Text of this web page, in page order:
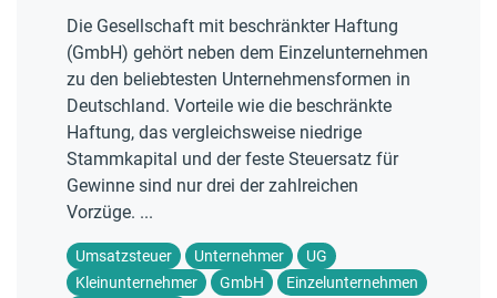
Die Gesellschaft mit beschränkter Haftung
(GmbH) gehört neben dem Einzelunternehmen
zu den beliebtesten Unternehmensformen in
Deutschland. Vorteile wie die beschränkte
Haftung, das vergleichsweise niedrige
Stammkapital und der feste Steuersatz für
Gewinne sind nur drei der zahlreichen
Vorzüge. ...
Umsatzsteuer Unternehmer
UG
Kleinunternehmer
GmbH
Einzelunternehmen